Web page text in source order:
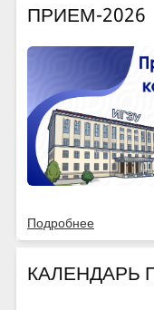
ПРИЕМ-2026
Подробнее
КАЛЕНДАРЬ